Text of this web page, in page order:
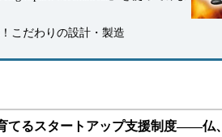
こだわりの設計・製造
てるスタートアップ支援制度――仏